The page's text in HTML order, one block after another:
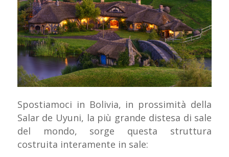
Spostiamoci in Bolivia, in prossimità della
Salar de Uyuni, la più grande distesa di sale
del mondo, sorge questa struttura
costruita interamente in sale: